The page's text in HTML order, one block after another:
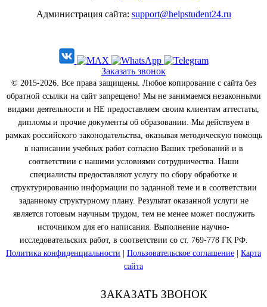
Администрация сайта: support@helpstudent24.ru
Заказать звонок
© 2015-2026. Все права защищены. Любое копирование с сайта без
обратной ссылки на сайт запрещено! Мы не занимаемся незаконными
видами деятельности и НЕ предоставляем своим клиентам аттестаты,
дипломы и прочие документы об образовании. Мы действуем в
рамках российского законодательства, оказывая методическую помощь
в написании учебных работ согласно Ваших требований и в
соответствии с нашими условиями сотрудничества. Наши
специалисты предоставляют услугу по сбору обработке и
структурированию информации по заданной теме и в соответствии
заданному структурному плану. Результат оказанной услуги не
является готовым научным трудом, тем не менее может послужить
источником для его написания. Выполнение научно-
исследовательских работ, в соответствии со ст. 769-778 ГК РФ.
Политика конфиденциальности
Пользовательское соглашение
Карта
сайта
ЗАКАЗАТЬ ЗВОНОК